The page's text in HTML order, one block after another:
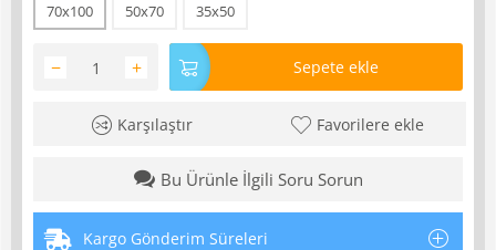
70x100 50x70 35x50
+
− Sepete ekle
Karşılaştır Favorilere ekle
Bu Ürünle İlgili Soru Sorun
Kargo Gönderim Süreleri